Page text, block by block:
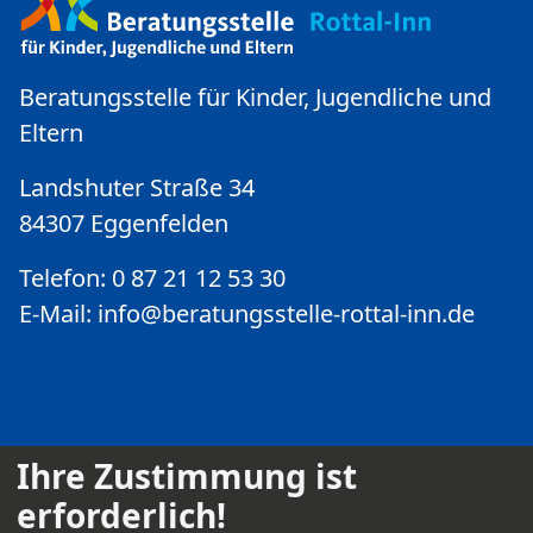
Beratungsstelle für Kinder, Jugendliche und
Eltern
Landshuter Straße 34
84307 Eggenfelden
Telefon: 0 87 21 12 53 30
E-Mail: info@beratungsstelle-rottal-inn.de
Kontakt
Ihre Zustimmung ist
erforderlich!